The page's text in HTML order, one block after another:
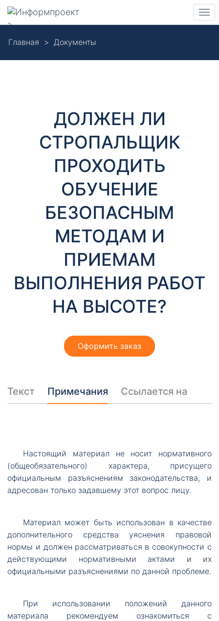
main
Навигация
>
Главная Документы
Д
ДОЛЖЕН ЛИ
СТРОПАЛЬЩИК
ПРОХОДИТЬ
ОБУЧЕНИЕ
БЕЗОПАСНЫМ
МЕТОДАМ И
ПРИЕМАМ
ВЫПОЛНЕНИЯ РАБОТ
НА ВЫСОТЕ?
Оформить заказ
Текст Примечания Ссылается на
Настоящий
материал не носит нормативного
(общеобязательного) характера, присущего
официальным разъяснениям законодательства, и
адресован только задавшему этот вопрос лицу.
Материал может быть использован в качестве
дополнительного средства уяснения правовой
нормы и должен рассматриваться в совокупности с
действующими нормативными актами и их
официальными разъяснениями по данной проблеме.
При
использовании положений данного
материала рекомендуем ознакомиться с
Эти файлы cookie
необязательны.
Они необходимы
веб-сайта.